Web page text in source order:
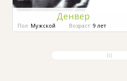
Денвер
Пол: Мужской Возраст: 9 лет